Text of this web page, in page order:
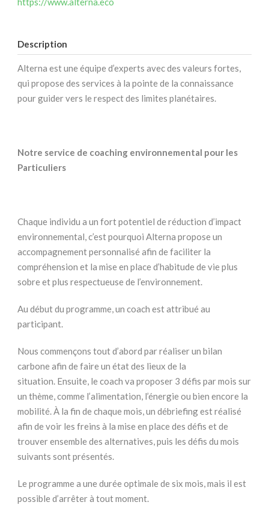
Description
Alterna est une équipe d’experts avec des valeurs fortes,
qui propose des services à la pointe de la connaissance
pour guider vers le respect des limites planétaires.
Notre service de coaching environnemental pour les
Particuliers
Chaque individu a un fort potentiel de réduction d’impact
environnemental, c’est pourquoi Alterna propose un
accompagnement personnalisé afin de faciliter la
compréhension et la mise en place d’habitude de vie plus
sobre et plus respectueuse de l’environnement.
Au début du programme, un coach est attribué au
participant.
Nous commençons tout d’abord par réaliser un bilan
carbone afin de faire un état des lieux de la
situation. Ensuite, le coach va proposer 3 défis par mois sur
un thème, comme l’alimentation, l’énergie ou bien encore la
mobilité. À la fin de chaque mois, un débriefing est réalisé
afin de voir les freins à la mise en place des défis et de
trouver ensemble des alternatives, puis les défis du mois
suivants sont présentés.
Le programme a une durée optimale de six mois, mais il est
possible d’arrêter à tout moment.